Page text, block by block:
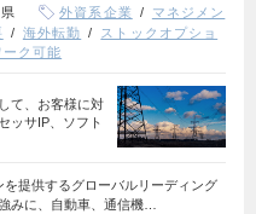
外資系企業
マネジメン
海外転勤
ストックオプショ
ーク可能
て、お客様に対
ッサIP、ソフト
提供するグローバルリーディング
みに、自動車、通信機…